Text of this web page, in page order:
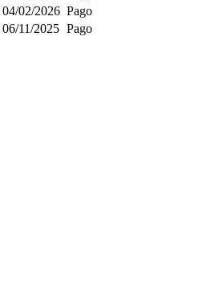
04/02/2026 Pago
06/11/2025 Pago